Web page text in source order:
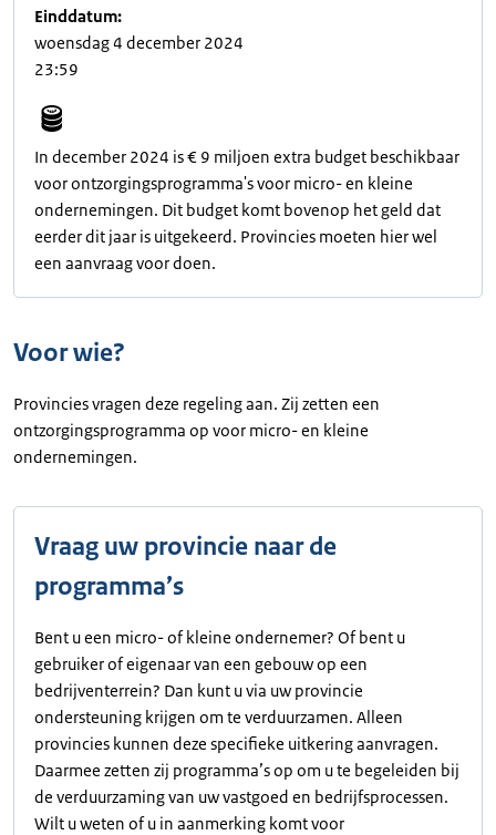
Einddatum:
woensdag 4 december 2024
23:59
In december 2024 is € 9 miljoen extra budget beschikbaar
voor ontzorgingsprogramma's voor micro- en kleine
ondernemingen. Dit budget komt bovenop het geld dat
eerder dit jaar is uitgekeerd. Provincies moeten hier wel
een aanvraag voor doen.
Voor wie?
Provincies vragen deze regeling aan. Zij zetten een
ontzorgingsprogramma op voor micro- en kleine
ondernemingen.
Vraag uw provincie naar de
programma’s
Bent u een micro- of kleine ondernemer? Of bent u
gebruiker of eigenaar van een gebouw op een
bedrijventerrein? Dan kunt u via uw provincie
ondersteuning krijgen om te verduurzamen. Alleen
provincies kunnen deze specifieke uitkering aanvragen.
Daarmee zetten zij programma’s op om u te begeleiden bij
de verduurzaming van uw vastgoed en bedrijfsprocessen.
Wilt u weten of u in aanmerking komt voor